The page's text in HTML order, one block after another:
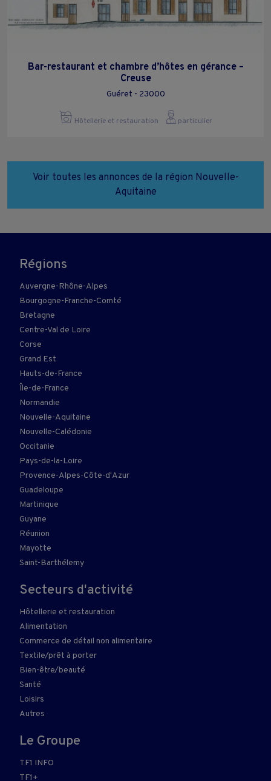
Bar-restaurant et chambre d’hôtes en gérance –
Creuse
Guéret - 23000
Hôtellerie et restauration particulier
Voir toutes les annonces de la région Nouvelle-
Aquitaine
Régions
Auvergne-Rhône-Alpes
Bourgogne-Franche-Comté
Bretagne
Centre-Val de Loire
Corse
Grand Est
Hauts-de-France
Île-de-France
Normandie
Nouvelle-Aquitaine
Nouvelle-Calédonie
Occitanie
Pays-de-la-Loire
Provence-Alpes-Côte-d'Azur
Guadeloupe
Martinique
Guyane
Réunion
Mayotte
Saint-Barthélemy
Secteurs d'activité
Hôtellerie et restauration
Alimentation
Commerce de détail non alimentaire
Textile/prêt à porter
Bien-être/beauté
Santé
Loisirs
Autres
Le Groupe
TF1 INFO
TF1+